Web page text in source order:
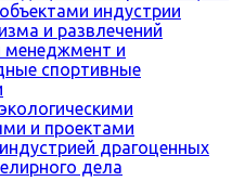
индустрии
и развлечений
менеджмент и
спортивные
и проектами
драгоценных
дела